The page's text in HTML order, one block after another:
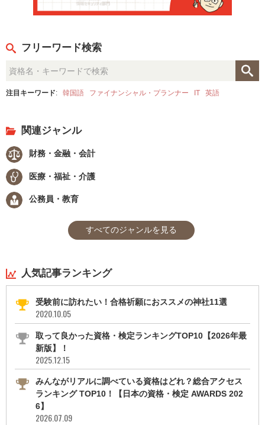
フリーワード検索
注目キーワード: 韓国語 ファイナンシャル・プランナー IT 英語
関連ジャンル
財務・金融・会計
医療・福祉・介護
公務員・教育
すべてのジャンルを見る
人気記事ランキング
受験前に訪れたい！合格祈願におススメの神社11選
2020.10.05
取って良かった資格・検定ランキングTOP10【2026年最
新版】！
2025.12.15
みんながリアルに調べている資格はどれ？総合アクセス
ランキング TOP10！【日本の資格・検定 AWARDS 202
6】
2026.07.09